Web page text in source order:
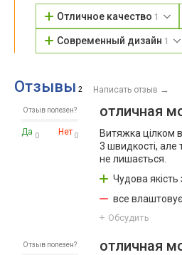
Отличное качество 1
Современный дизайн 1
Отзывы 2 Написать отзыв →
Отзыв полезен?
Да 0 Нет 0
отличная
Витяжка цілком
3 швидкості, але
не лишається.
Чудова якість
все влаштовує
Обсудить
Отзыв полезен? отличная